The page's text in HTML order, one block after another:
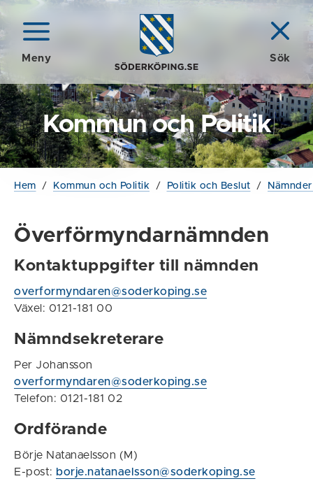
Meny Sök
Kommun och Politik
Hem / Kommun och Politik / Politik och Beslut /
Överförmyndarnämnden
Kontaktuppgifter till nämnden
overformyndaren@soderkoping.se
Växel: 0121-181 00
Nämndsekreterare
Per Johansson
overformyndaren@soderkoping.se
Telefon: 0121-181 02
Ordförande
Börje Natanaelsson (M)
E-post: borje.natanaelsson@soderkoping.se